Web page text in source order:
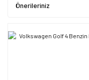
Önerileriniz